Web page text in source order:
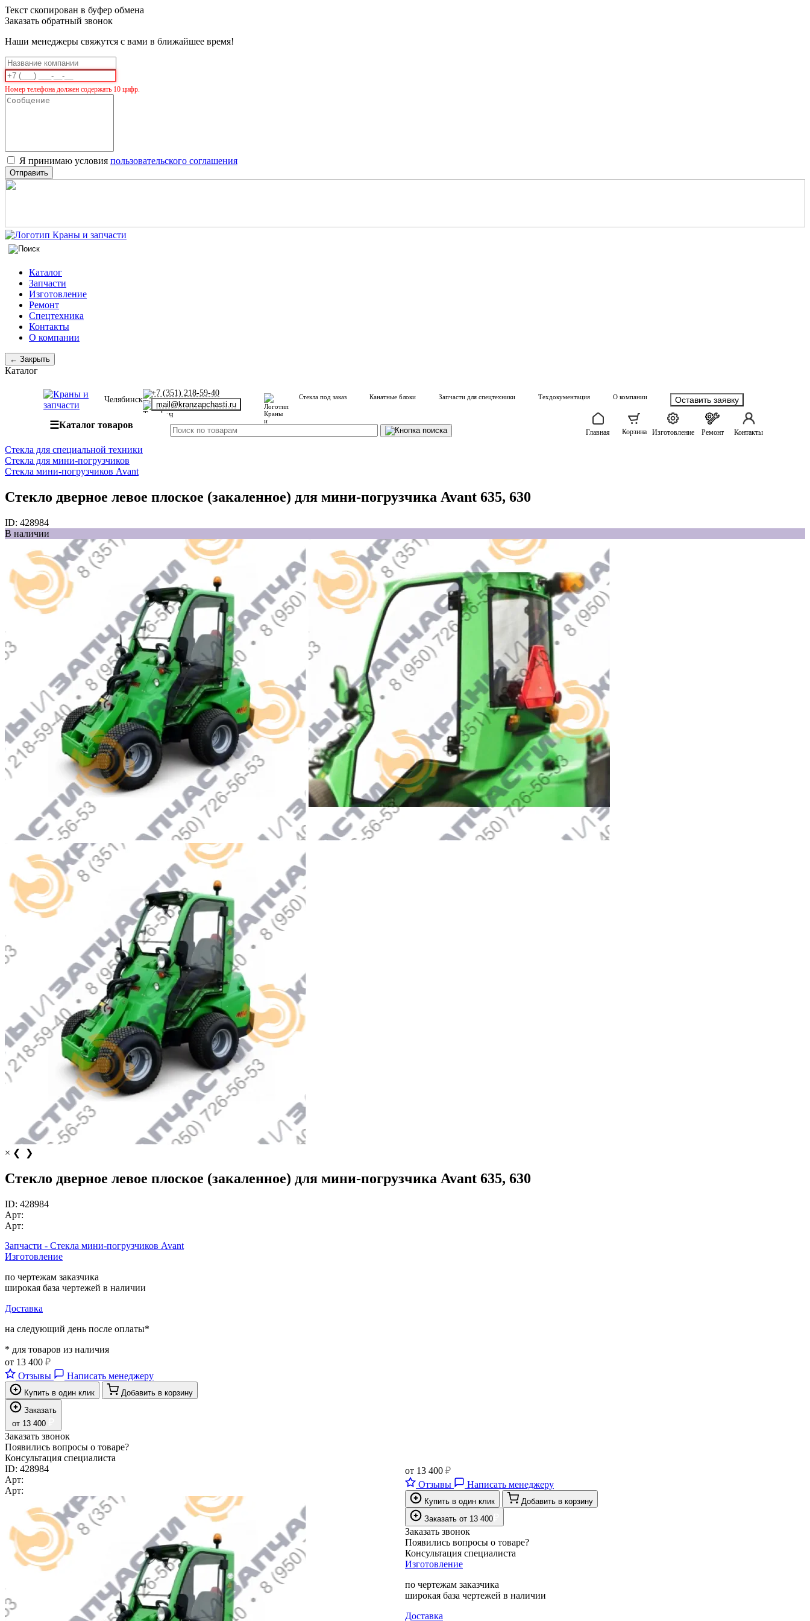
Текст скопирован в буфер обмена
Заказать обратный звонок
Наши менеджеры свяжутся с вами в ближайшее время!
Номер телефона должен содержать 10 цифр.
Я принимаю условия пользовательского соглашения
Отправить
Каталог
Запчасти
Изготовление
Ремонт
Спецтехника
Контакты
О компании
← Закрыть
Каталог
Челябинск
+7 (351) 218-59-40
mail@kranzapchasti.ru
Стекла под заказ Канатные блоки Запчасти для спецтехники Техдокументация О компании Оставить заявку
☰Каталог товаров
Главная Корзина Изготовление Ремонт Контакты
Стекла для специальной техники
Стекла для мини-погрузчиков
Стекла мини-погрузчиков Avant
Стекло дверное левое плоское (закаленное) для мини-погрузчика Avant 635, 630
ID: 428984
В наличии
× ❮ ❯
Стекло дверное левое плоское (закаленное) для мини-погрузчика Avant 635, 630
ID: 428984
Арт:
Арт:
Запчасти - Стекла мини-погрузчиков Avant
Изготовление
по чертежам заказчика
широкая база чертежей в наличии
Доставка
на следующий день после оплаты*
* для товаров из наличия
от 13 400 ₽
Отзывы
Написать менеджеру
Купить в один клик
Добавить в корзину
Заказать
от 13 400
Заказать звонок
Появились вопросы о товаре?
Консультация специалиста
ID: 428984
Арт:
Арт:
от 13 400 ₽
Отзывы
Написать менеджеру
Купить в один клик
Добавить в корзину
Заказать от 13 400
Заказать звонок
Появились вопросы о товаре?
Консультация специалиста
Изготовление
по чертежам заказчика
широкая база чертежей в наличии
Доставка